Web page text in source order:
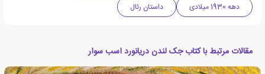
دهه 1930 میلادی
داستان رئال
مقالات مرتبط با کتاب جک لندن دریانورد اسب سوار